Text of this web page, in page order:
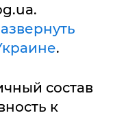
.
состав
к